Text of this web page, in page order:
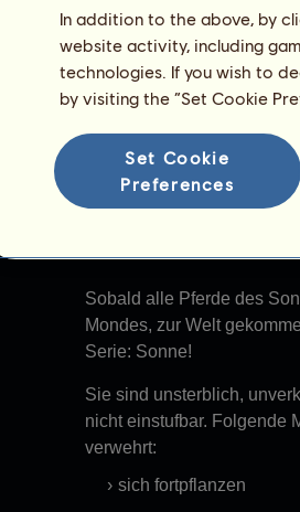
Die göttlichen
Die Pferde des
stellt einen Himmelskörper
Sobald alle Pferde des
Mondes, zur Welt
Serie: Sonne!
Sie sind unsterblich,
nicht einstufbar. Folgende
verwehrt:
sich fortpflanzen
In addition to the above, by
website activity, including
technologies. If you wish to
by visiting the “Set Cookie
Set Cookie
Preferences